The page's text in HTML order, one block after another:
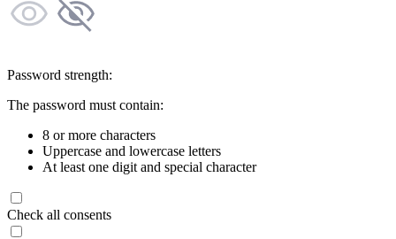
Password strength:
The password must contain:
8 or more characters
Uppercase and lowercase letters
At least one digit and special character
Check all consents